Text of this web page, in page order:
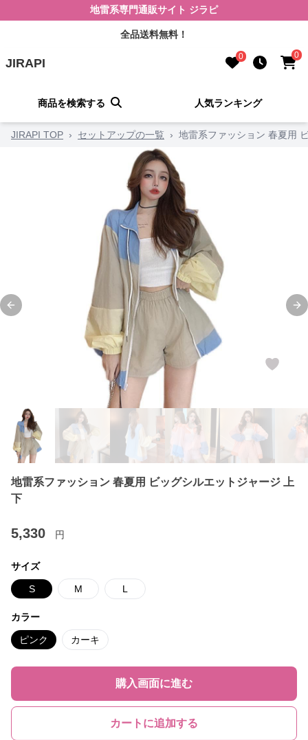
地雷系専門通販サイト ジラピ
全品送料無料！
JIRAPI 0 0
商品を検索する 人気ランキング
JIRAPI TOP › セットアップの一覧 › 地雷系ファッション 春夏用
Previous slide
地雷系ファッション 春夏用 ビッグシルエットジャージ 上
下
5,330 円
サイズ
S M L
カラー
ピンク カーキ
購入画面に進む
カートに追加する